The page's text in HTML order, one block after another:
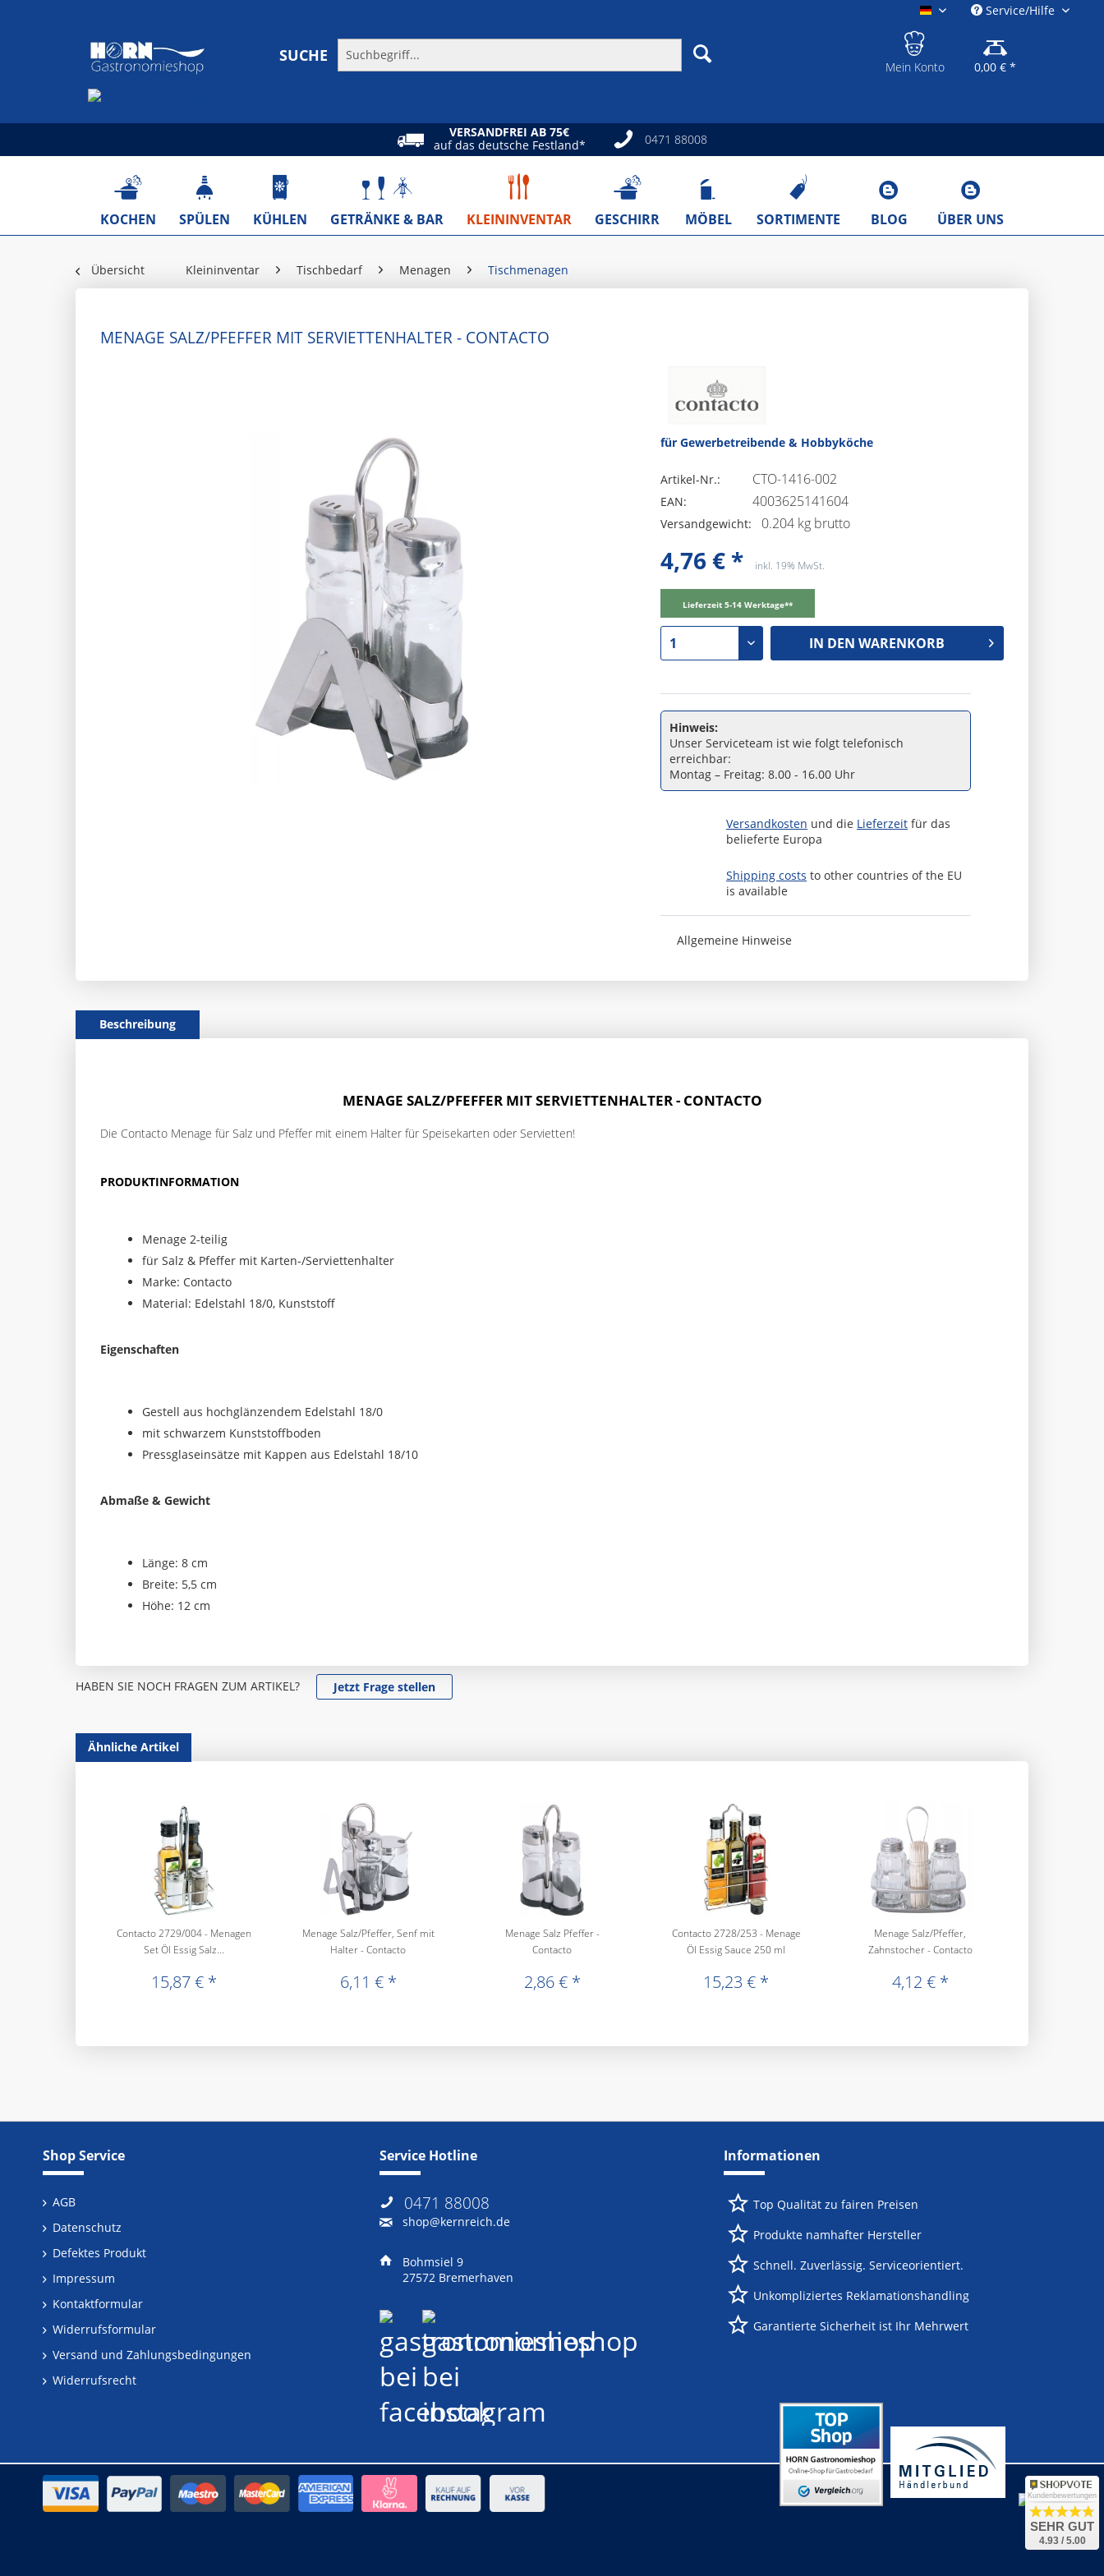
gastronomieshop.eu
Service/Hilfe
SUCHE
Mein Konto 0,00 € *
VERSANDFREI AB 75€
auf das deutsche Festland*
0471 88008
KOCHEN SPÜLEN KÜHLEN GETRÄNKE & BAR KLEININVENTAR GESCHIRR MÖBEL SORTIMENTE BLOG ÜBER UNS
Übersicht Kleininventar Tischbedarf Menagen Tischmenagen
MENAGE SALZ/PFEFFER MIT SERVIETTENHALTER - CONTACTO
für Gewerbetreibende & Hobbyköche
Artikel-Nr.: CTO-1416-002
EAN: 4003625141604
Versandgewicht: 0.204 kg brutto
4,76 € * inkl. 19% MwSt.
Lieferzeit 5-14 Werktage**
IN DEN WARENKORB
Hinweis:
Unser Serviceteam ist wie folgt telefonisch
erreichbar:
Montag – Freitag: 8.00 - 16.00 Uhr
Versandkosten und die Lieferzeit für das
belieferte Europa
Shipping costs to other countries of the EU
is available
Allgemeine Hinweise
Beschreibung
MENAGE SALZ/PFEFFER MIT SERVIETTENHALTER - CONTACTO
Die Contacto Menage für Salz und Pfeffer mit einem Halter für Speisekarten oder Servietten!
PRODUKTINFORMATION
Menage 2-teilig
für Salz & Pfeffer mit Karten-/Serviettenhalter
Marke: Contacto
Material: Edelstahl 18/0, Kunststoff
Eigenschaften
Gestell aus hochglänzendem Edelstahl 18/0
mit schwarzem Kunststoffboden
Pressglaseinsätze mit Kappen aus Edelstahl 18/10
Abmaße & Gewicht
Länge: 8 cm
Breite: 5,5 cm
Höhe: 12 cm
HABEN SIE NOCH FRAGEN ZUM ARTIKEL? Jetzt Frage stellen
Ähnliche Artikel
Contacto 2729/004 - Menagen
Set Öl Essig Salz...
15,87 € *
Menage Salz/Pfeffer, Senf mit
Halter - Contacto
6,11 € *
Menage Salz Pfeffer -
Contacto
2,86 € *
Contacto 2728/253 - Menage
Öl Essig Sauce 250 ml
15,23 € *
Menage Salz/Pfeffer,
Zahnstocher - Contacto
4,12 € *
Shop Service
AGB
Datenschutz
Defektes Produkt
Impressum
Kontaktformular
Widerrufsformular
Versand und Zahlungsbedingungen
Widerrufsrecht
Service Hotline
0471 88008
shop@kernreich.de
Bohmsiel 9
27572 Bremerhaven
Informationen
Top Qualität zu fairen Preisen
Produkte namhafter Hersteller
Schnell. Zuverlässig. Serviceorientiert.
Unkompliziertes Reklamationshandling
Garantierte Sicherheit ist Ihr Mehrwert
Kundenbewertungen
SEHR GUT
4.93 / 5.00